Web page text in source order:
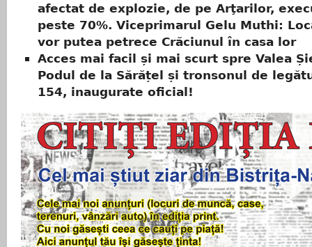
afectat de explozie, de pe Arţarilor,
peste 70%. Viceprimarul Gelu Muthi:
vor putea petrece Crăciunul în casa lor
Acces mai facil și mai scurt spre Valea
Podul de la Sărățel și tronsonul de
154, inaugurate oficial!